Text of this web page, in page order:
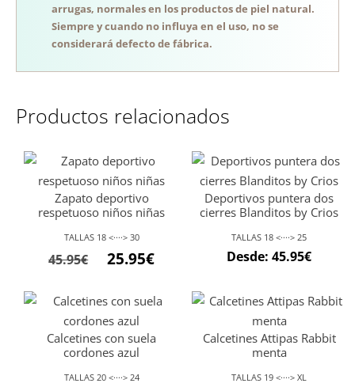
arrugas, normales en los productos de piel natural.
Siempre y cuando no influya en el uso, no se
considerará defecto de fábrica.
Productos relacionados
Zapato deportivo
respetuoso niños niñas
TALLAS 18 <····> 30
45.95€ 25.95€
Deportivos puntera dos
cierres Blanditos by Crios
TALLAS 18 <····> 25
Desde:45.95€
Calcetines con suela
cordones azul
TALLAS 20 <····> 24
Calcetines Attipas Rabbit
menta
TALLAS 19 <····> XL